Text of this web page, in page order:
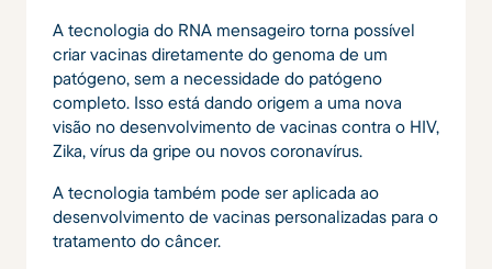
A tecnologia do RNA mensageiro torna possível
criar vacinas diretamente do genoma de um
patógeno, sem a necessidade do patógeno
completo. Isso está dando origem a uma nova
visão no desenvolvimento de vacinas contra o HIV,
Zika, vírus da gripe ou novos coronavírus.
A tecnologia também pode ser aplicada ao
desenvolvimento de vacinas personalizadas para o
tratamento do câncer.